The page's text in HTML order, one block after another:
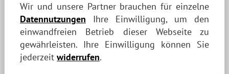
Kreative steuerliche Lösungen
Als Steuerkanzlei bringen wir sowohl
das nötige Know-How mit, um Ihren
Wir und unsere Partner brauchen für einzelne
Datennutzungen Ihre Einwilligung, um den
einwandfreien Betrieb dieser Webseite zu
gewährleisten. Ihre Einwilligung können Sie
jederzeit widerrufen.